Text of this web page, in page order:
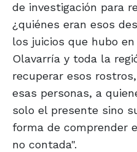
de investigación para
¿quiénes eran esos
los juicios que hubo
Olavarría y toda la
recuperar esos
esas personas, a
solo el presente sino
forma de comprender
no contada".